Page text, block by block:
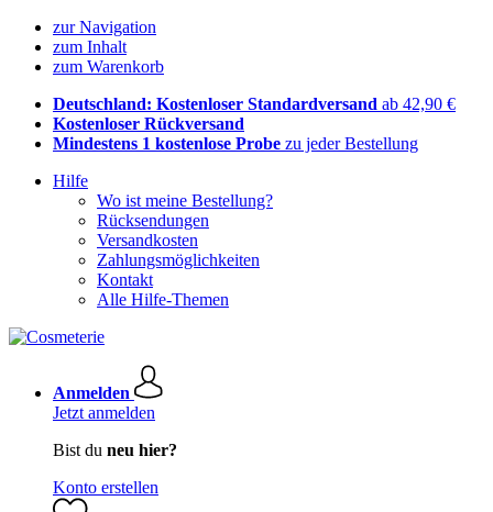
zur Navigation
zum Inhalt
zum Warenkorb
Deutschland: Kostenloser Standardversand ab 42,90 €
Kostenloser Rückversand
Mindestens 1 kostenlose Probe zu jeder Bestellung
Hilfe
Wo ist meine Bestellung?
Rücksendungen
Versandkosten
Zahlungsmöglichkeiten
Kontakt
Alle Hilfe-Themen
Anmelden
Jetzt anmelden
Bist du neu hier?
Konto erstellen